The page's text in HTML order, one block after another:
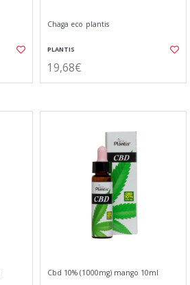
Chaga eco plantis
PLANTIS
19,68€
Cbd 10% (1000mg) mango 10ml